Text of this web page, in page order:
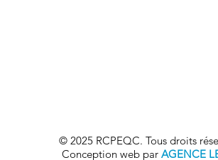
© 2025 RCPEQC. Tous droits
Conception web par AGENCE